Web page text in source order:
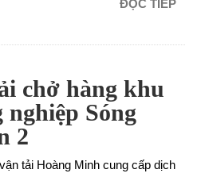
ĐỌC TIẾP
chở hàng khu
nghiệp Sóng
2
tải Hoàng Minh cung cấp dịch